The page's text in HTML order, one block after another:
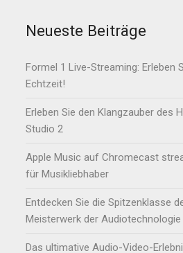
Neueste Beiträge
Formel 1 Live-Streaming: Erleben
Echtzeit!
Erleben Sie den Klangzauber des
Studio 2
Apple Music auf Chromecast
für Musikliebhaber
Entdecken Sie die Spitzenklasse
Meisterwerk der Audiotechnologie
Das ultimative Audio-Video-